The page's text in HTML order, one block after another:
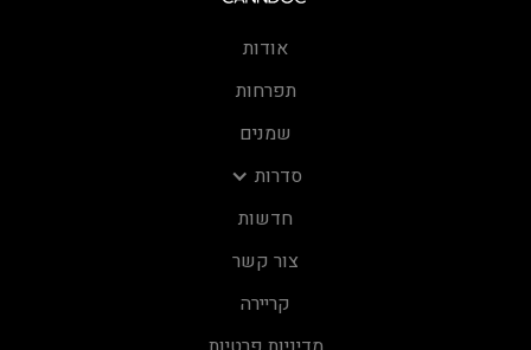
אודות
תפרחות
שמנים
סדרות
חדשות
צור קשר
קריירה